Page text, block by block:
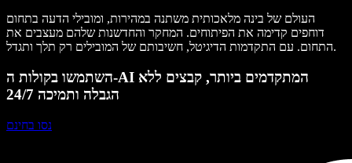
העולם של בינה מלאכותית משתנה במהירות, ומובילי הדעה בתחום
דוחפים קדימה את הפיתוחים. המחקר והחדשנות שלהם מעצבים את
התחום. עם התקדמות הדיגיטל, חשיבותם של המובילים רק תלך ותגדל.
השתמשו בקולות ה-AI המתקדמים ביותר, קבצים ללא
הגבלה ותמיכה 24/7
נסו בחינם